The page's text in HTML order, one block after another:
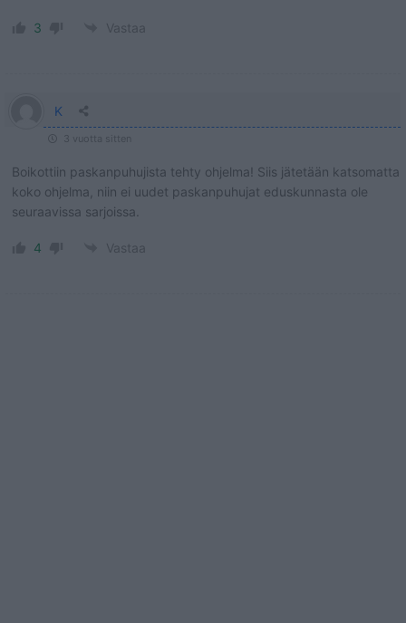
3 Vastaa
K
3 vuotta sitten
Boikottiin paskanpuhujista tehty ohjelma! Siis jätetään katsomatta
koko ohjelma, niin ei uudet paskanpuhujat eduskunnasta ole
seuraavissa sarjoissa.
4 Vastaa